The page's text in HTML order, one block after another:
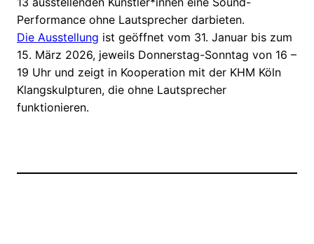
Performance ohne Lautsprecher darbieten.
Die Ausstellung ist geöffnet vom 31. Januar bis zum
15. März 2026, jeweils Donnerstag-Sonntag von 16 –
19 Uhr und zeigt in Kooperation mit der KHM Köln
Klangskulpturen, die ohne Lautsprecher
funktionieren.